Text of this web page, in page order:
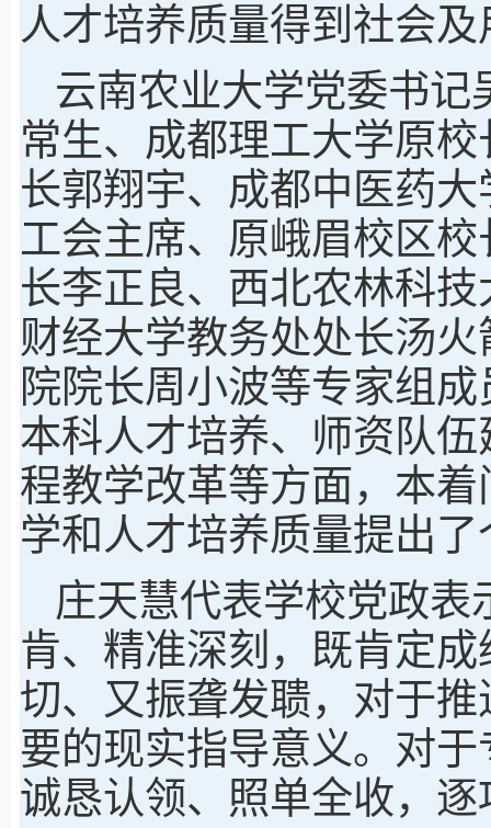
人才培养质量得到社会
云南农业大学党委书
常生、成都理工大学原
长郭翔宇、成都中医药
工会主席、原峨眉校区
长李正良、西北农林科
财经大学教务处处长汤
院院长周小波等专家组
本科人才培养、师资队
程教学改革等方面，本
学和人才培养质量提出
庄天慧代表学校党政
肯、精准深刻，既肯定
切、又振聋发聩，对于
要的现实指导意义。对
诚恳认领、照单全收，